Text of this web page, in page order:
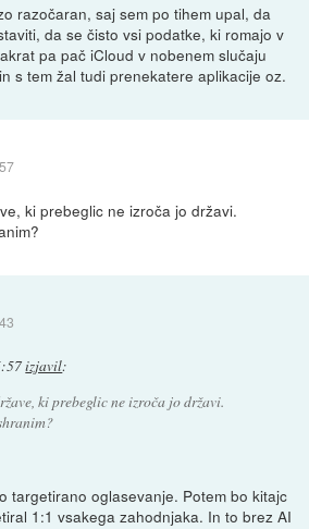
razočaran, saj sem po tihem upal, da
da se čisto vsi podatke, ki romajo v
pa pač iCloud v nobenem slučaju
s tem žal tudi prenekatere aplikacije oz.
ki prebeglic ne izroča jo državi.
izjavil:
ki prebeglic ne izroča jo državi.
targetirano oglasevanje. Potem bo kitajc
1:1 vsakega zahodnjaka. In to brez AI